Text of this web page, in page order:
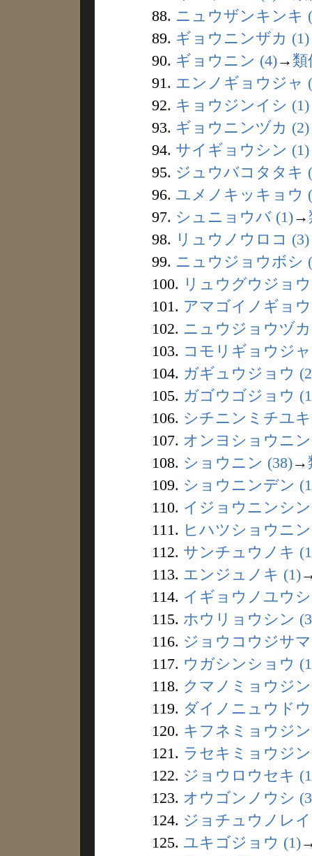
88. ニュウザンキンキ
89. ギョウニンザカ (1)
90. ギョウニン (4)→ 類
91. エンノギョウジャ
92. キョウジンイシ (1)
93. ギョウニンヅカ (2)
94. サイギョウシン (1)
95. ジュウバコタタキ
96. ユメノキッキョウ
97. シュニョウバ (1)→
98. リュウノウロコ (3)
99. ニュウジョウボシ
100. リュウグウジョ
101. アマゴイノギョ
102. ニュウジョウヅ
103. コモリギョウジ
104. ガギュウジョウ
105. ガゴウゴジョウ
106. シチニンミチユ
107. オンヨショウニ
108. ショウニン (38)→
109. ショウニンデン
110. イジョウニンシ
111. ヒハツショウニ
112. サンチュウノキ
113. エンジュノキ (1)
114. イギョウノユウ
115. ホウリョウシン
116. ジョウコウジサ
117. ウガシンショウ
118. クマノミョウジ
119. ダイノニュウド
120. キフネミョウジ
121. ラセキミョウジ
122. ジョウロウセキ
123. オウゴンノウシ
124. ジョチュウノレ
125. ユキゴジョウ (1)